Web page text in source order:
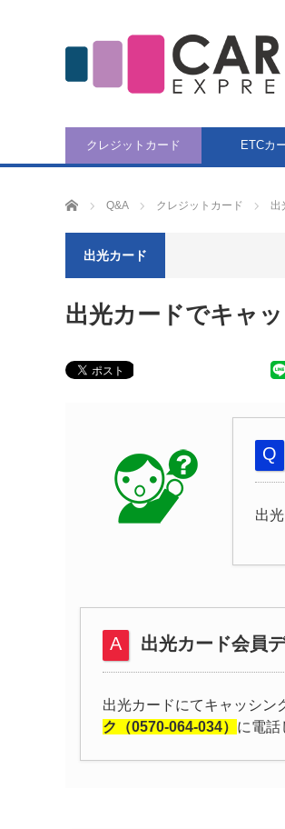
クレジットカード ETCカ
CARD EXPRESS
Q&A クレジットカード 出
出光カード
出光カードでキャ
出
出光カード会員
出光カードにてキャッシン
ク（0570-064-034） に電話